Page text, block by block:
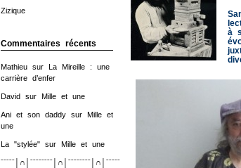
Zizique
Commentaires récents
Mathieusur
La Mireille : une
carrière d’enfer
David sur Mille et une
Ani et son daddysur
Mille et
une
La "stylée"sur Mille et une
ˉˉˉˉˉ│∩│ˉˉˉˉˉˉˉˉ│∩│ˉˉˉˉˉˉˉˉ│∩│ˉˉˉˉˉˉˉˉ│∩│ˉˉˉˉ
à